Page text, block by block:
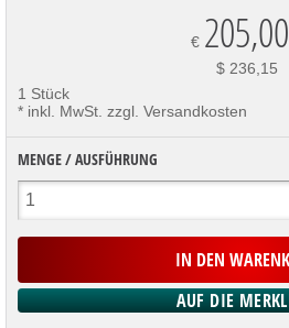
€ 205,00
$ 236,15
1 Stück
* inkl. MwSt. zzgl. Versandkosten
MENGE / AUSFÜHRUNG